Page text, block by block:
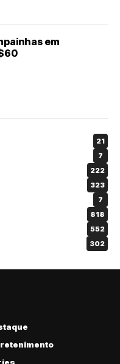
em
21
7
222
323
7
818
552
302